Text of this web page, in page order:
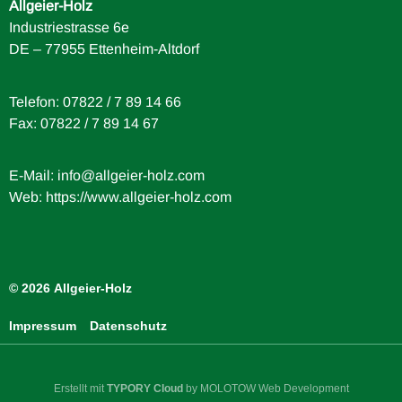
Allgeier-Holz
Industriestrasse 6e
DE – 77955 Ettenheim-Altdorf
Telefon: 07822 / 7 89 14 66
Fax: 07822 / 7 89 14 67
E-Mail: info@allgeier-holz.com
Web: https://www.allgeier-holz.com
© 2026 Allgeier-Holz
Impressum Datenschutz
Erstellt mitTYPORY Cloud by MOLOTOW Web Development